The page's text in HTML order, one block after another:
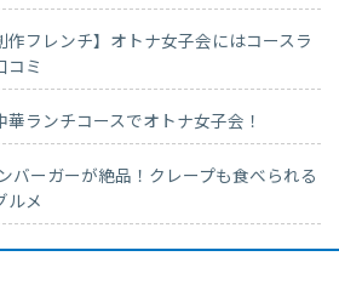
作フレンチ】オトナ女子会にはコースラ
コミ
華ランチコースでオトナ女子会！
ーガーが絶品！クレープも食べられる
ルメ